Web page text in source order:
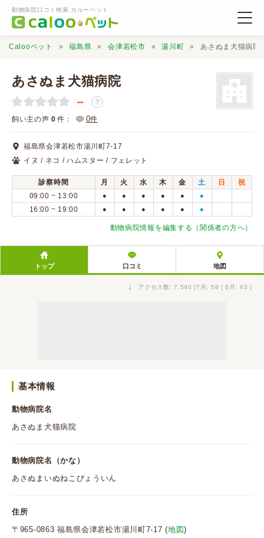
動物病院口コミ検索 カルーペット
動物病院検索
口コミ検索
Calooペットとは？
Calooペット 福島県 会津若松市 湯川町 あさぬま犬猫病院
あさぬま犬猫病院
－ ？
飼い主の声 0 件： 0件
福島県会津若松市湯川町7-17
イヌ / ネコ / ハムスター / フェレット
診察時間 月 火 水 木 金 土 日
祝
09:00 ~ 13:00
● ● ● ● ● ●
16:00 ~ 19:00 ● ● ● ● ● ●
動物病院情報を編集する（関係者の方へ）
トップ 口コミ 地図
↓ アクセス数: 7,540 [7月: 58 | 6月: 63 ]
基本情報
動物病院名
あさぬま犬猫病院
動物病院名（かな）
あさぬまいぬねこびょういん
住所
〒965-0863 福島県会津若松市湯川町7-17 (地図)